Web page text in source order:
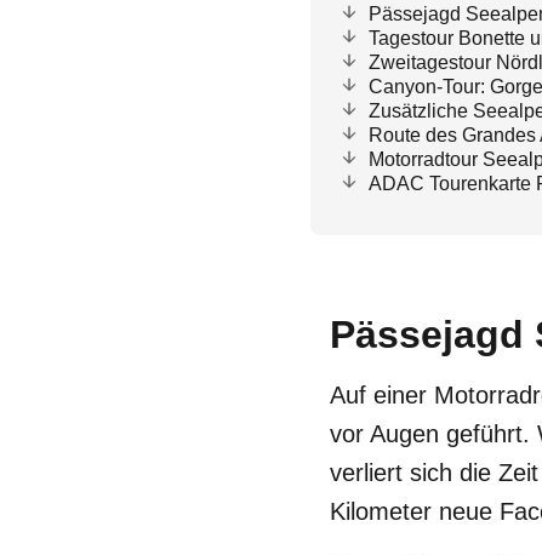
Pässejagd
Tagestour Bonette
Zweitagestour
Canyon-Tour:
Zusätzliche
Route des Grandes
Motorradtour
ADAC Tourenkarte
Pässejagd
Auf einer
vor Augen geführt.
verliert sich die
Kilometer neue